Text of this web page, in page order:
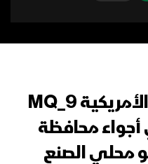
مشاهد حطام الطائرة الأمريكية MQ_9
محافظة
محلي الصنع